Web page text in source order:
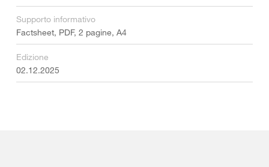
Supporto informativo
Factsheet, PDF, 2 pagine, A4
Edizione
02.12.2025